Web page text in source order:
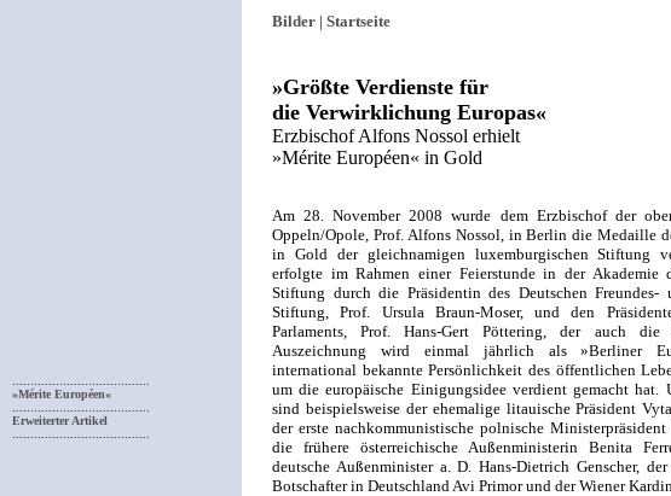
»Mérite Européen«
Erweiterter Artikel
Bilder | Startseite
»Größte Verdienste für
die Verwirklichung Europas«
Erzbischof Alfons Nossol erhielt
»Mérite Européen« in Gold
Am 28. November 2008 wurde dem Erzbischof der
Oppeln/Opole, Prof. Alfons Nossol, in Berlin die Medaille
in Gold der gleichnamigen luxemburgischen Stiftung
erfolgte im Rahmen einer Feierstunde in der Akademie
Stiftung durch die Präsidentin des Deutschen Freundes-
Stiftung, Prof. Ursula Braun-Moser, und den
Parlaments, Prof. Hans-Gert Pöttering, der auch
Auszeichnung wird einmal jährlich als »Berliner
international bekannte Persönlichkeit des öffentlichen
um die europäische Einigungsidee verdient gemacht hat.
sind beispielsweise der ehemalige litauische Präsident
der erste nachkommunistische polnische
die frühere österreichische Außenministerin Benita
deutsche Außenminister a. D. Hans-Dietrich Genscher,
Botschafter in Deutschland Avi Primor und der Wiener